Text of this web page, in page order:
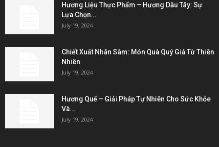
Hương Liệu Thực Phẩm – Hương Dâu Tây: Sự
Lựa Chọn...
July 19, 2024
Chiết Xuất Nhân Sâm: Món Quà Quý Giá Từ Thiên
Nhiên
July 19, 2024
Hương Quế – Giải Pháp Tự Nhiên Cho Sức Khỏe
Và...
July 19, 2024